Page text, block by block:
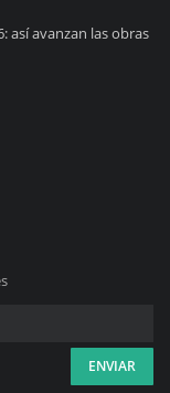
así avanzan las obras